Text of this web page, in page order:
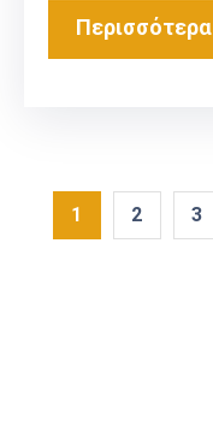
Περισσότερα
1 2 3